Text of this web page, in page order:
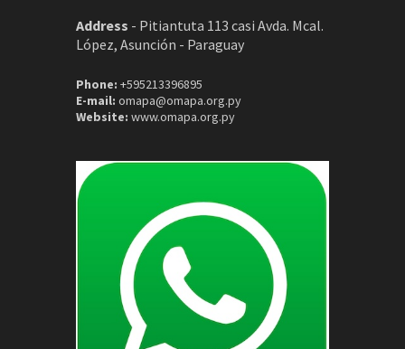
Address - Pitiantuta 113 casi Avda. Mcal.
López, Asunción - Paraguay
Phone: +595213396895
E-mail: omapa@omapa.org.py
Website: www.omapa.org.py